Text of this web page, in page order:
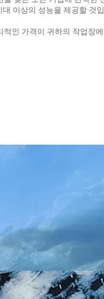
이상의 성능을 제공할 것
인 가격이 귀하의 작업장